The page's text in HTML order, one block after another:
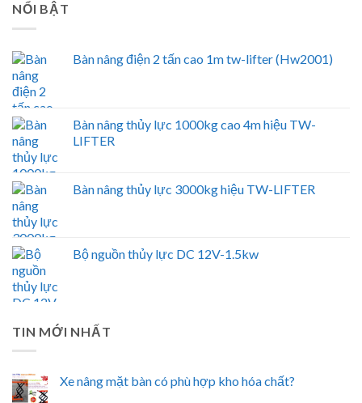
NỔI BẬT
Bàn nâng điện 2 tấn cao 1m tw-lifter (Hw2001)
Bàn nâng thủy lực 1000kg cao 4m hiệu TW-
LIFTER
Bàn nâng thủy lực 3000kg hiệu TW-LIFTER
Bộ nguồn thủy lực DC 12V-1.5kw
TIN MỚI NHẤT
Xe nâng mặt bàn có phù hợp kho hóa chất?